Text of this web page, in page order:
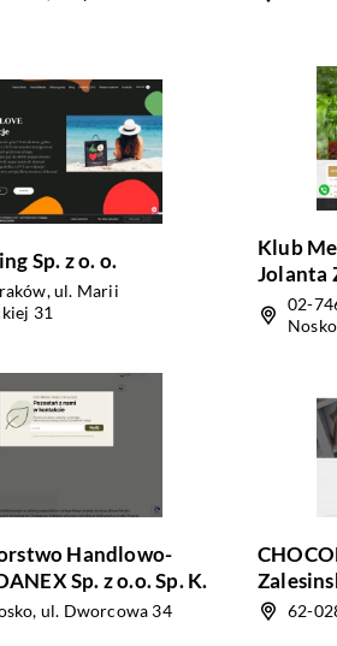
Sp. z o. o.
ul. Marii
31
Klub
Jolanta
02-
Handlowo-
Sp. z o.o. Sp. K.
ul. Dworcowa 34 62-